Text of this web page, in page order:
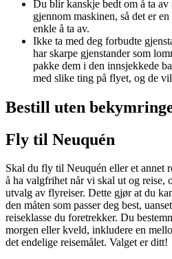
Du blir kanskje bedt om å ta av
gjennom maskinen, så det er
enkle å ta av.
Ikke ta med deg forbudte
har skarpe gjenstander som
pakke dem i den innsjekkede
med slike ting på flyet, og de
Bestill uten
Fly til Neuquén
Skal du fly til Neuquén eller et annet
å ha valgfrihet når vi skal ut og reise,
utvalg av flyreiser. Dette gjør at du
den måten som passer deg best,
reiseklasse du foretrekker. Du
morgen eller kveld, inkludere en
det endelige reisemålet. Valget er ditt!